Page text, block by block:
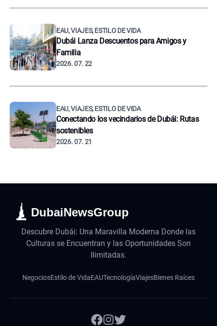
EAU, VIAJES, ESTILO DE VIDA
Dubái Lanza Descuentos para Amigos y
Familia
2026. 07. 22
EAU, VIAJES, ESTILO DE VIDA
Conectando los vecindarios de Dubái: Rutas
sostenibles
2026. 07. 21
DubaiNewsGroup
Descubre Dubái: Una Maravilla Moderna Donde las
Culturas se Encuentran y las Oportunidades Son
Ilimitadas.
NegociosEstilo de VidaEAUTecnologíaViajesBienes Raíces